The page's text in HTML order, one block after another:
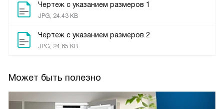
Чертеж с указанием размеров 1
JPG, 24.43 KB
Чертеж с указанием размеров 2
JPG, 24.65 KB
Может быть полезно